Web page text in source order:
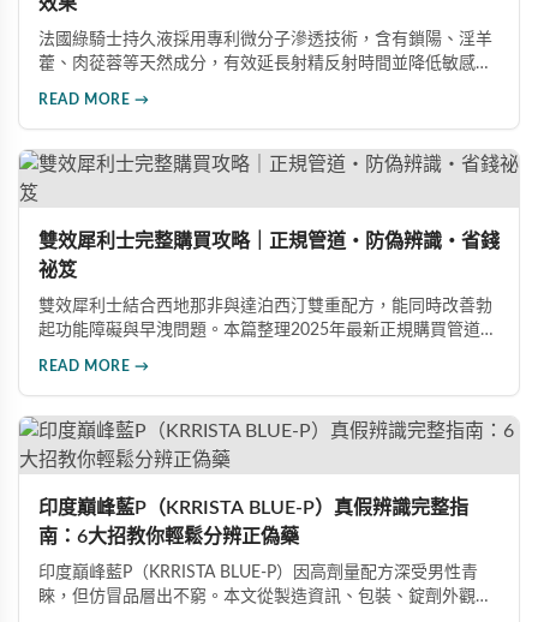
法國綠騎士持久液採用專利微分子滲透技術，含有鎖陽、淫羊
藿、肉蓯蓉等天然成分，有效延長射精反射時間並降低敏感
READ MORE →
雙效犀利士完整購買攻略｜正規管道・防偽辨識・省錢
祕笈
雙效犀利士結合西地那非與達泊西汀雙重配方，能同時改善勃
起功能障礙與早洩問題。本篇整理2025年最新正規購買管道、
READ MORE →
印度巔峰藍P（KRRISTA BLUE-P）真假辨識完整指
南：6大招教你輕鬆分辨正偽藥
印度巔峰藍P（KRRISTA BLUE-P）因高劑量配方深受男性青
睞，但仿冒品層出不窮。本文從製造資訊、包裝、錠劑外觀、